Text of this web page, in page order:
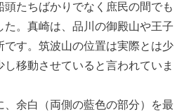
たちばかりでなく庶民の間でも
。真崎は、品川の御殿山や王子
です。筑波山の位置は実際とは少
し移動させていると言われていま
、余白（両側の藍色の部分）を最